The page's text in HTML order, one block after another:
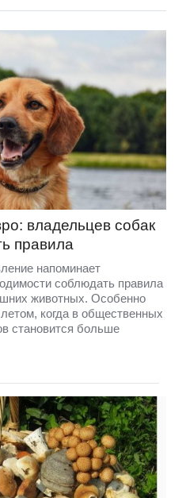
владельцев собак
правила
напоминает
соблюдать правила
животных. Особенно
когда в общественных
становится больше